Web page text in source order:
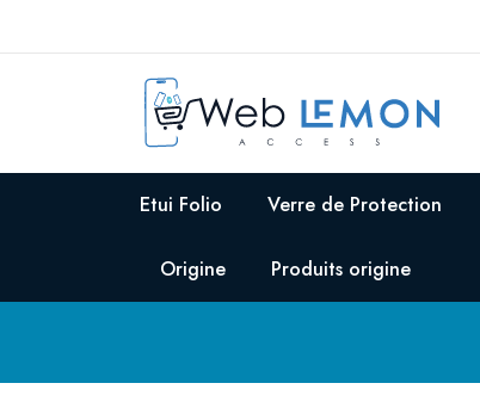
Etui Folio Verre de Protection
Origine Produits origine